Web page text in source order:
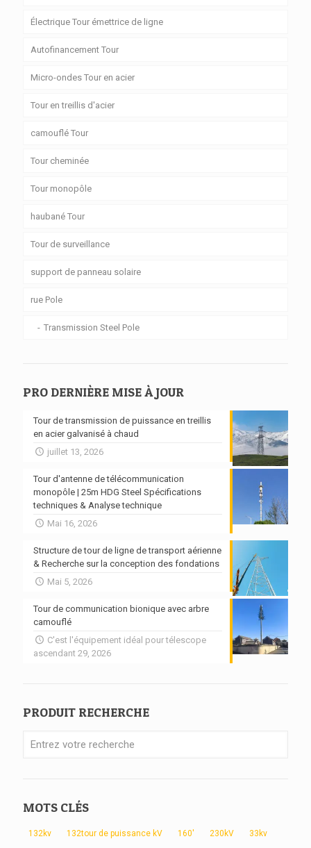
Électrique Tour émettrice de ligne
Autofinancement Tour
Micro-ondes Tour en acier
Tour en treillis d'acier
camouflé Tour
Tour cheminée
Tour monopôle
haubané Tour
Tour de surveillance
support de panneau solaire
rue Pole
Transmission Steel Pole
PRO DERNIÈRE MISE À JOUR
Tour de transmission de puissance en treillis
en acier galvanisé à chaud
juillet 13, 2026
Tour d'antenne de télécommunication
monopôle | 25m HDG Steel Spécifications
techniques & Analyse technique
Mai 16, 2026
Structure de tour de ligne de transport aérienne
& Recherche sur la conception des fondations
Mai 5, 2026
Tour de communication bionique avec arbre
camouflé
C'est l'équipement idéal pour télescope
ascendant 29, 2026
PRODUIT RECHERCHE
MOTS CLÉS
132kv 132tour de puissance kV 160' 230kV 33kv